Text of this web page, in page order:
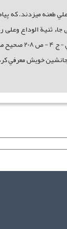
ميزدند. که
وسلم حتى جاء ثنية
تخلفني مع الخوالف فقال أو ما ترضى أن
============ حضرت رسول